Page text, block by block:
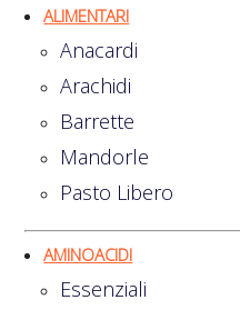
ALIMENTARI
Anacardi
Arachidi
Barrette
Mandorle
Pasto Libero
AMINOACIDI
Essenziali